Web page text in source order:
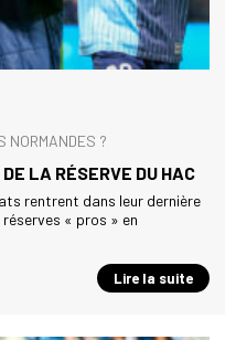
NORMANDES ?
LA RÉSERVE DU HAC
rentrent dans leur dernière
« pros » en
Lire la suite